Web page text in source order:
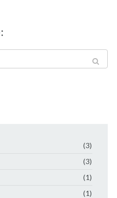
(3)
(3)
(1)
(1)